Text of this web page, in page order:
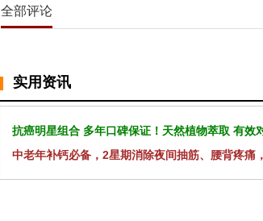
全部评论
实用资讯
抗癌明星组合 多年口碑保证！天然植物萃取 有效
中老年补钙必备，2星期消除夜间抽筋、腰背疼痛